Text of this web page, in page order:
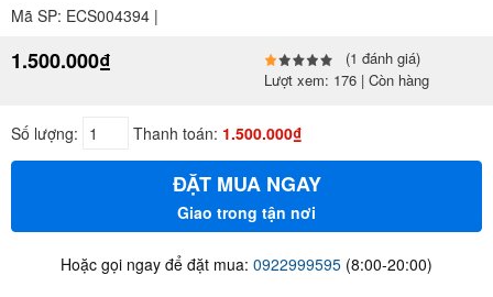
Mã SP: ECS004394 |
1.500.000₫
(1 đánh giá)
Lượt xem: 176 | Còn hàng
Số lượng: Thanh toán: 1.500.000₫
ĐẶT MUA NGAY
Giao trong tận nơi
Hoặc gọi ngay để đặt mua: 0922999595 (8:00-20:00)